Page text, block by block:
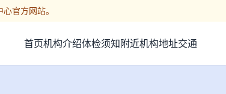
官方网站。
首页机构介绍体检须知附近机构地址交通